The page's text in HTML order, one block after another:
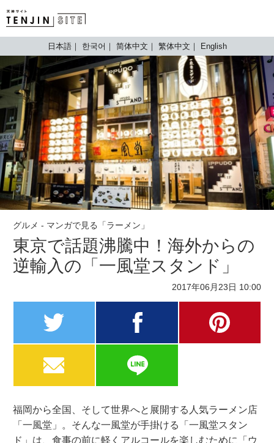
TENJIN SITE
日本語 한국어 简体中文 繁体中文 English
グルメ - マンガで見る「ラーメン」
東京で話題沸騰中！海外からの
逆輸入の「一風堂スタンド」
2017年06月23日 10:00
福岡から全国、そして世界へと展開する人気ラーメン店
「一風堂」。そんな一風堂が手掛ける「一風堂スタン
ド」は、食事の前に軽くアルコールを楽しむために「ウ